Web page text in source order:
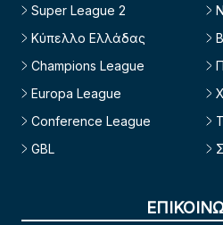
Super League 2
Κύπελλο Ελλάδας
Champions League
Europa League
Conference League
GBL